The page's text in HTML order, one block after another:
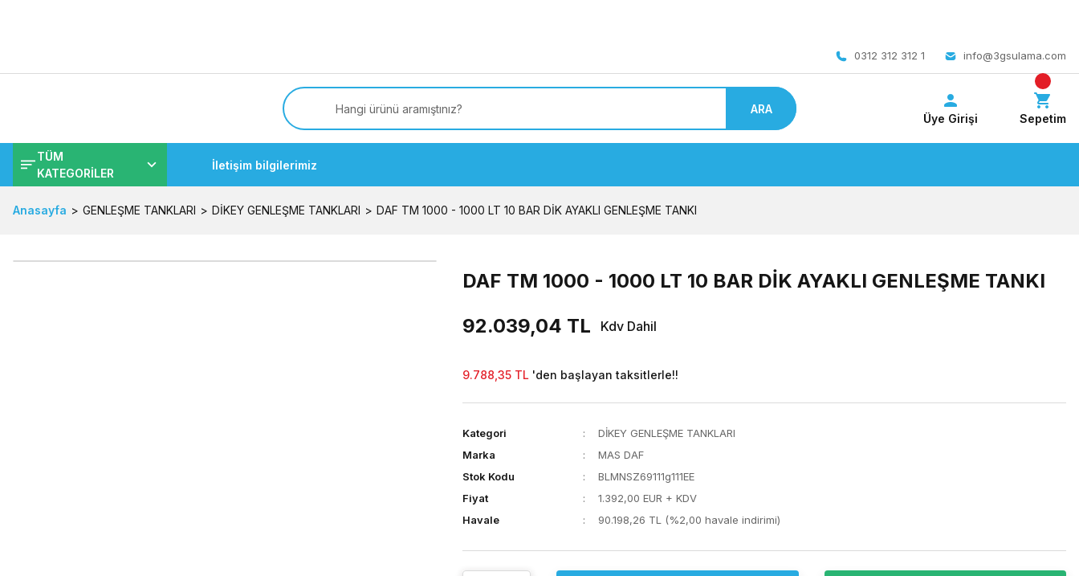
0312 312 312 1 info@3gsulama.com
ARA
Üye Girişi Sepetim
TÜM
KATEGORİLER
İletişim bilgilerimiz
Anasayfa GENLEŞME TANKLARI DİKEY GENLEŞME TANKLARI DAF TM 1000 - 1000 LT 10 BAR DİK AYAKLI GENLEŞME TANKI
DAF TM 1000 - 1000 LT 10 BAR DİK AYAKLI GENLEŞME TANKI
92.039,04 TL
Kdv Dahil
9.788,35 TL 'den başlayan taksitlerle!!
Kategori
DİKEY GENLEŞME TANKLARI
Marka
MAS DAF
Stok Kodu
BLMNSZ69111g111EE
Fiyat
1.392,00 EUR + KDV
Havale
90.198,26 TL (%2,00 havale indirimi)